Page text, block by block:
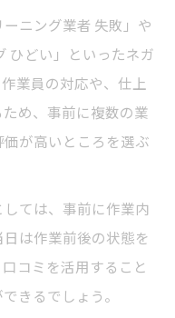
ニング業者 失敗」や
ひどい」といったネガ
業員の対応や、仕上
め、事前に複数の業
が高いところを選ぶ
ては、事前に作業内
は作業前後の状態を
コミを活用すること
きるでしょう。